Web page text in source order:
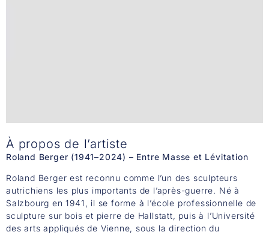
​À propos de l’artiste
Roland Berger (1941–2024) – Entre Masse et Lévitation
Roland Berger est reconnu comme l’un des sculpteurs
autrichiens les plus importants de l’après-guerre. Né à
Salzbourg en 1941, il se forme à l’école professionnelle de
sculpture sur bois et pierre de Hallstatt, puis à l’Université
des arts appliqués de Vienne, sous la direction du